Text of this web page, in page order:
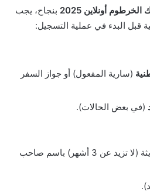
أونلاين 2025
بنجاح، يجب
قبل البدء في عملية التسجيل:
(سارية المفعول) أو جواز السفر
(في بعض الحالات).
حديثة (لا تزيد عن 3 أشهر) باسم صاحب